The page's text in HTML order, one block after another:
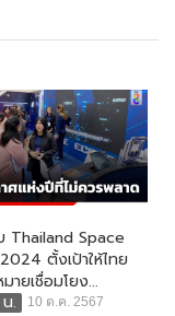
Thailand Space
ตั้งเป้าให้ไทย
ายเชื่อมโยง...
.
10 ต.ค. 2567